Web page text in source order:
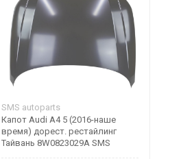
SMS autoparts
Капот Audi A4 5 (2016-наше
время) дорест. рестайлинг
Тайвань 8W0823029A SMS